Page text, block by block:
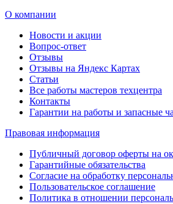
О компании
Новости и акции
Вопрос-ответ
Отзывы
Отзывы на Яндекс Картах
Статьи
Все работы мастеров техцентра
Контакты
Гарантии на работы и запасные
Правовая информация
Публичный договор оферты на
Гарантийные обязательства
Согласие на обработку
Пользовательское соглашение
Политика в отношении